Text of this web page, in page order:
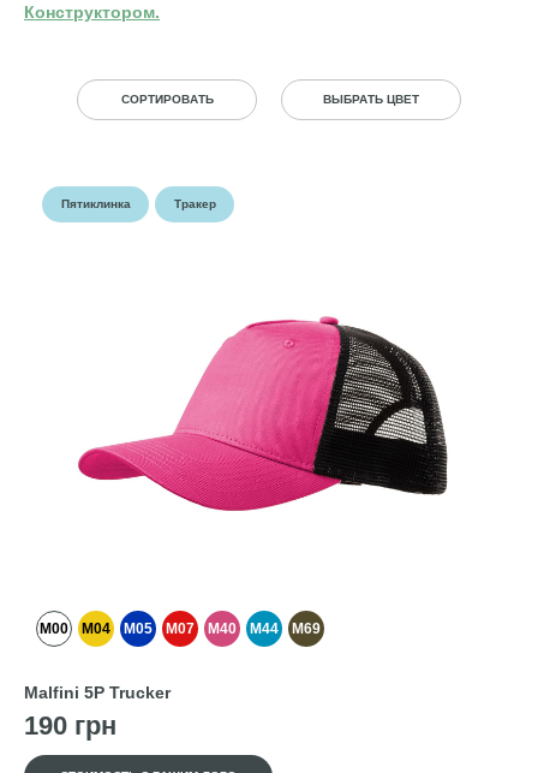
Конструктором.
СОРТИРОВАТЬ ВЫБРАТЬ ЦВЕТ
Пятиклинка Тракер
M00 M04 M05 M07 M40 M44 M69
Malfini 5P Trucker
190 грн